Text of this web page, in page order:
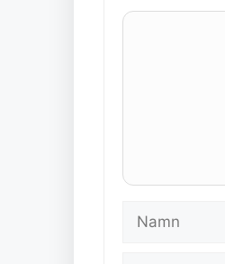
Kommentar
Namn